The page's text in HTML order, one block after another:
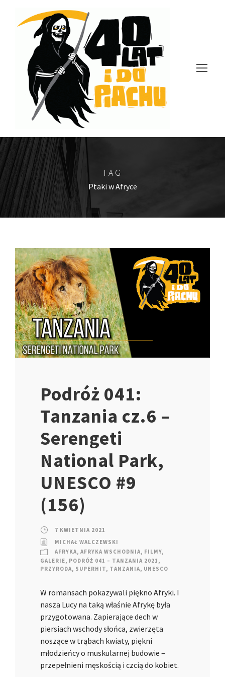
TAG
Ptaki w Afryce
Podróż 041:
Tanzania cz.6 –
Serengeti
National Park,
UNESCO #9
(156)
7 KWIETNIA 2021
MICHAŁ WALCZEWSKI
AFRYKA, AFRYKA WSCHODNIA, FILMY,
GALERIE, PODRÓŻ 041 – TANZANIA 2021 ,
PRZYRODA, SUPERHIT, TANZANIA, UNESCO
W romansach pokazywali piękno Afryki. I
nasza Lucy na taką właśnie Afrykę była
przygotowana. Zapierające dech w
piersiach wschody słońca, zwierzęta
noszące w trąbach kwiaty, piękni
młodzieńcy o muskularnej budowie –
przepełnieni męskością i czcią do kobiet.